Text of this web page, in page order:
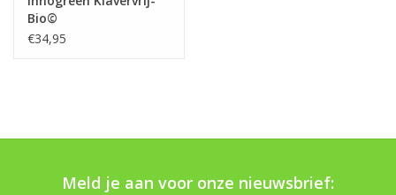
Bio©
€34,95
Meld je aan voor onze nieuwsbrief: